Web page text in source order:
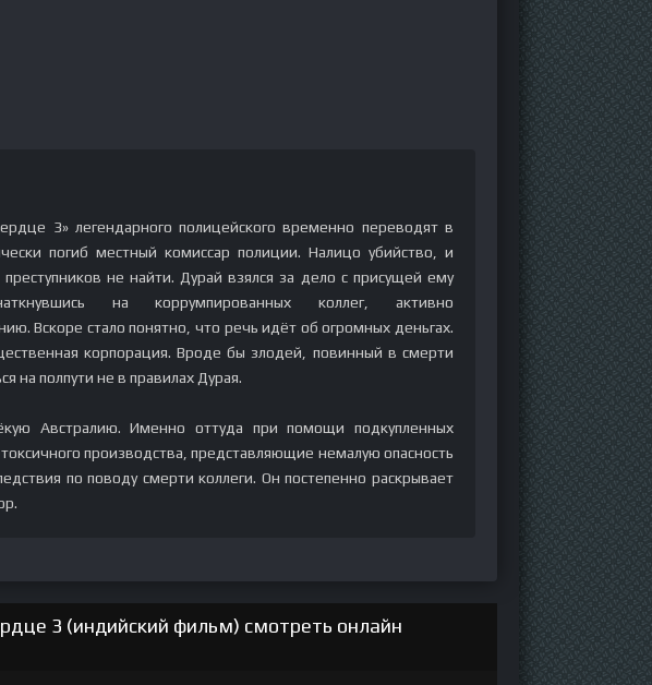
3» легендарного полицейского временно переводят в
погиб местный комиссар полиции. Налицо убийство, и
не найти. Дурай взялся за дело с присущей ему
на коррумпированных коллег, активно
Вскоре стало понятно, что речь идёт об огромных деньгах.
корпорация. Вроде бы злодей, повинный в смерти
на полпути не в правилах Дурая.
Австралию. Именно оттуда при помощи подкупленных
производства, представляющие немалую опасность
по поводу смерти коллеги. Он постепенно раскрывает
3 (индийский фильм) смотреть онлайн